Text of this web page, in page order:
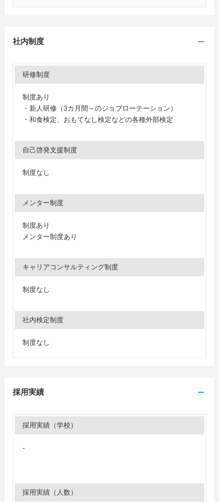
社内制度
研修制度
制度あり
・新人研修（3カ月間～のジョブローテーション）
・和食検定、おもてなし検定などの各種外部検定
自己啓発支援制度
制度なし
メンター制度
制度あり
メンター制度あり
キャリアコンサルティング制度
制度なし
社内検定制度
制度なし
採用実績
採用実績（学校）
-
採用実績（人数）